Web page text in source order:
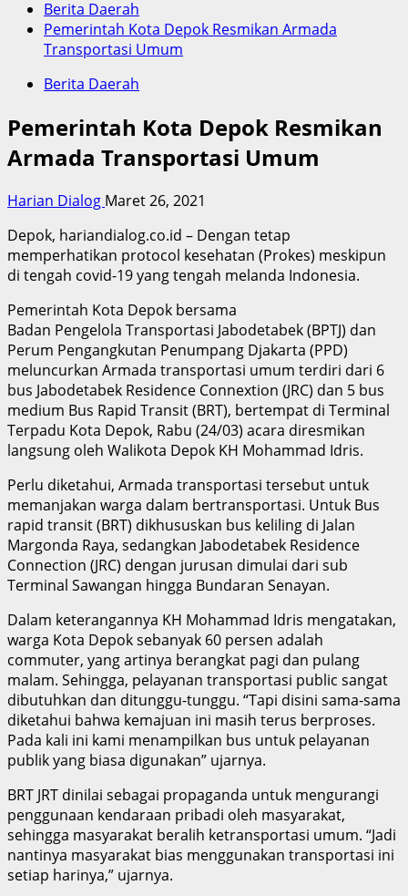
Berita Daerah
Pemerintah Kota Depok Resmikan Armada
Transportasi Umum
Berita Daerah
Pemerintah Kota Depok Resmikan
Armada Transportasi Umum
Harian Dialog Maret 26, 2021
Depok, hariandialog.co.id – Dengan tetap
memperhatikan protocol kesehatan (Prokes) meskipun
di tengah covid-19 yang tengah melanda Indonesia.
Pemerintah Kota Depok bersama
Badan Pengelola Transportasi Jabodetabek (BPTJ) dan
Perum Pengangkutan Penumpang Djakarta (PPD)
meluncurkan Armada transportasi umum terdiri dari 6
bus Jabodetabek Residence Connextion (JRC) dan 5 bus
medium Bus Rapid Transit (BRT), bertempat di Terminal
Terpadu Kota Depok, Rabu (24/03) acara diresmikan
langsung oleh Walikota Depok KH Mohammad Idris.
Perlu diketahui, Armada transportasi tersebut untuk
memanjakan warga dalam bertransportasi. Untuk Bus
rapid transit (BRT) dikhususkan bus keliling di Jalan
Margonda Raya, sedangkan Jabodetabek Residence
Connection (JRC) dengan jurusan dimulai dari sub
Terminal Sawangan hingga Bundaran Senayan.
Dalam keterangannya KH Mohammad Idris mengatakan,
warga Kota Depok sebanyak 60 persen adalah
commuter, yang artinya berangkat pagi dan pulang
malam. Sehingga, pelayanan transportasi public sangat
dibutuhkan dan ditunggu-tunggu. “Tapi disini sama-sama
diketahui bahwa kemajuan ini masih terus berproses.
Pada kali ini kami menampilkan bus untuk pelayanan
publik yang biasa digunakan” ujarnya.
BRT JRT dinilai sebagai propaganda untuk mengurangi
penggunaan kendaraan pribadi oleh masyarakat,
sehingga masyarakat beralih ketransportasi umum. “Jadi
nantinya masyarakat bias menggunakan transportasi ini
setiap harinya,” ujarnya.